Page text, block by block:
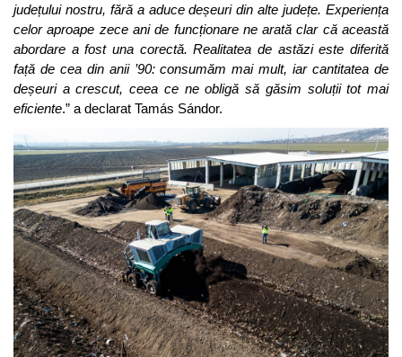
județului nostru, fără a aduce deșeuri din alte județe. Experiența
celor aproape zece ani de funcționare ne arată clar că această
abordare a fost una corectă. Realitatea de astăzi este diferită
față de cea din anii ’90: consumăm mai mult, iar cantitatea de
deșeuri a crescut, ceea ce ne obligă să găsim soluții tot mai
eficiente.” a declarat Tamás Sándor.